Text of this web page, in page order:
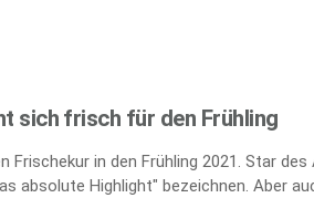
sich frisch für den Frühling
in den Frühling 2021. Star
absolute Highlight" bezeichnen. Aber